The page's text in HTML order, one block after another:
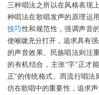
三种唱法之所以在风格表现
种唱法在歌唱发声的原理运
技巧性和规范性，强调声音
使喉咙充分打开，追求具有
的声音效果。民族唱法则注
的有机结合，主张“字”正才
正”的传统格式。而流行唱法
仿在歌唱中的重要性，追求